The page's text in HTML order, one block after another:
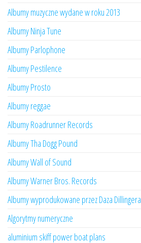
Albumy muzyczne wydane w roku 2013
Albumy Ninja Tune
Albumy Parlophone
Albumy Pestilence
Albumy Prosto
Albumy reggae
Albumy Roadrunner Records
Albumy Tha Dogg Pound
Albumy Wall of Sound
Albumy Warner Bros. Records
Albumy wyprodukowane przez Daza Dillingera
Algorytmy numeryczne
aluminium skiff power boat plans